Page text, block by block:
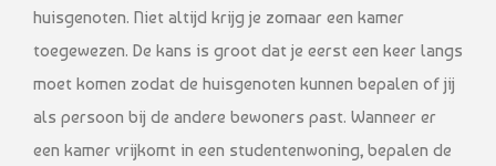
huisgenoten. Niet altijd krijg je zomaar een kamer
toegewezen. De kans is groot dat je eerst een keer langs
moet komen zodat de huisgenoten kunnen bepalen of jij
als persoon bij de andere bewoners past. Wanneer er
een kamer vrijkomt in een studentenwoning, bepalen de